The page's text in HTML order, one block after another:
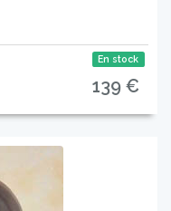
En stock
139 €